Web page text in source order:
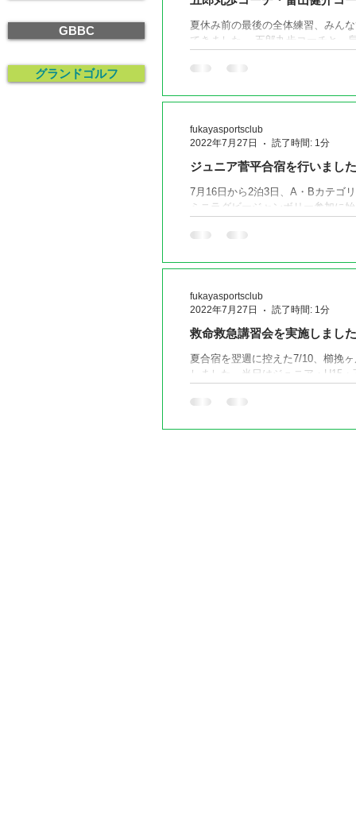
GBBC
グランドゴルフ
夏休み前の最後の全体練習、みん
てきました。 五郎丸歩コーチと、
越しいただきました。...
ジュニア菅平合宿を行いました
7月16日から2泊3日、A・Bカテゴ
ミニラグビージャンボリー参加に
頑張りました！...
fukayasportsclub
2022年7月27日
読了時間: 1分
救命救急講習会を実施しました
夏合宿を翌週に控えた7/10、櫛挽
しました。当日はジュニア・U15
fukayasportsclub
2022年7月27日
読了時間: 1分